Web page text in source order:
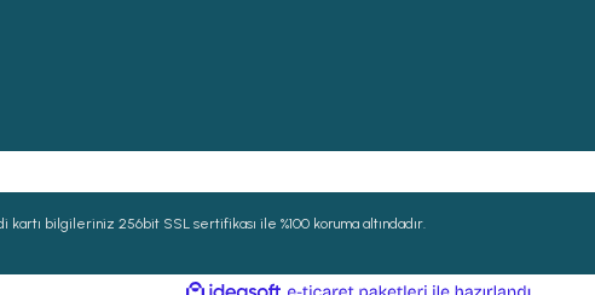
bilgileriniz 256bit SSL sertifikası ile %100 koruma altındadır.